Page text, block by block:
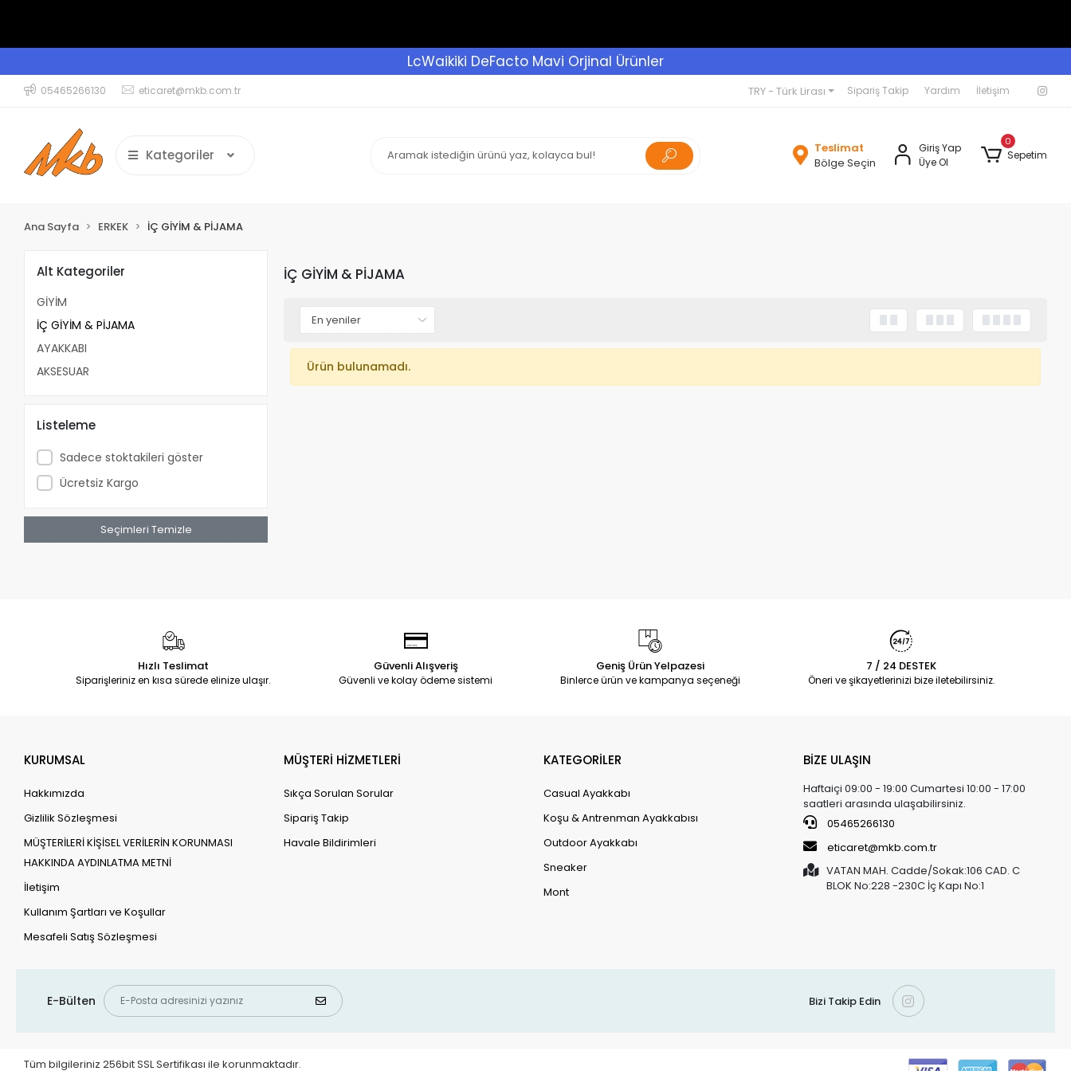
LcWaikiki DeFacto Mavi Orjinal Ürünler
05465266130 eticaret@mkb.com.tr TRY - Türk Lirası Sipariş Takip Yardım İletişim
Kategoriler
Teslimat
Bölge Seçin
Giriş Yap
Üye Ol
0
Sepetim
Ana Sayfa ERKEK İÇ GİYİM & PİJAMA
Alt Kategoriler
GİYİM
İÇ GİYİM & PİJAMA
AYAKKABI
AKSESUAR
Listeleme
Sadece stoktakileri göster
Ücretsiz Kargo
Seçimleri Temizle
İÇ GİYİM & PİJAMA
Ürün bulunamadı.
Hızlı Teslimat
Siparişleriniz en kısa sürede elinize ulaşır.
Güvenli Alışveriş
Güvenli ve kolay ödeme sistemi
Geniş Ürün Yelpazesi
Binlerce ürün ve kampanya seçeneği
7 / 24 DESTEK
Öneri ve şikayetlerinizi bize iletebilirsiniz.
KURUMSAL
Hakkımızda
Gizlilik Sözleşmesi
MÜŞTERİLERİ KİŞİSEL VERİLERİN KORUNMASI
HAKKINDA AYDINLATMA METNİ
İletişim
Kullanım Şartları ve Koşullar
Mesafeli Satış Sözleşmesi
MÜŞTERİ HİZMETLERİ
Sıkça Sorulan Sorular
Sipariş Takip
Havale Bildirimleri
KATEGORİLER
Casual Ayakkabı
Koşu & Antrenman Ayakkabısı
Outdoor Ayakkabı
Sneaker
Mont
BİZE ULAŞIN
Haftaiçi 09:00 - 19:00 Cumartesi 10:00 - 17:00
saatleri arasında ulaşabilirsiniz.
05465266130
eticaret@mkb.com.tr
VATAN MAH. Cadde/Sokak:106 CAD. C
BLOK No:228 -230C İç Kapı No:1
E-Bülten Bizi Takip Edin
Tüm bilgileriniz 256bit SSL Sertifikası ile korunmaktadır.